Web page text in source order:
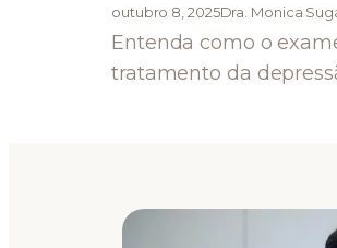
outubro 8, 2025Dra. Monica
Entenda como o
tratamento da